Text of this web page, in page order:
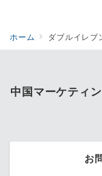
ホーム ダブルイレブ
中国マーケティ
お